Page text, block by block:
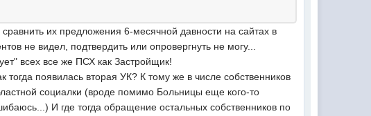
их предложения 6-месячной давности на сайтах в
не видел, подтвердить или опровергнуть не могу...
всех все же ПСХ как Застройщик!
появилась вторая УК? К тому же в числе собственников
социалки (вроде помимо Больницы еще кого-то
И где тогда обращение остальных собственников по